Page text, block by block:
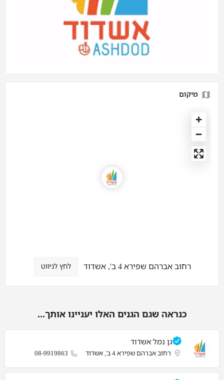
מיקום
רחוב אברהם שפירא 4 ב', אשדוד לחץ לניווט
כנראה שגם הגנים האלו יעניינו אותך...
גן נמל אשדוד
רחוב אברהם שפירא 4 ב', אשדוד 08-9919863